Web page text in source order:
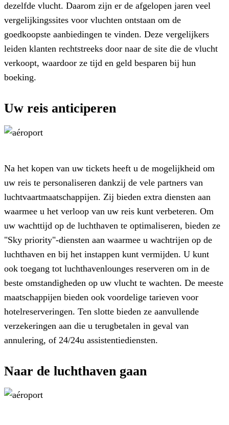
dezelfde vlucht. Daarom zijn er de afgelopen jaren veel
vergelijkingssites voor vluchten ontstaan om de
goedkoopste aanbiedingen te vinden. Deze vergelijkers
leiden klanten rechtstreeks door naar de site die de vlucht
verkoopt, waardoor ze tijd en geld besparen bij hun
boeking.
Uw reis anticiperen
Na het kopen van uw tickets heeft u de mogelijkheid om
uw reis te personaliseren dankzij de vele partners van
luchtvaartmaatschappijen. Zij bieden extra diensten aan
waarmee u het verloop van uw reis kunt verbeteren. Om
uw wachttijd op de luchthaven te optimaliseren, bieden ze
"Sky priority"-diensten aan waarmee u wachtrijen op de
luchthaven en bij het instappen kunt vermijden. U kunt
ook toegang tot luchthavenlounges reserveren om in de
beste omstandigheden op uw vlucht te wachten. De meeste
maatschappijen bieden ook voordelige tarieven voor
hotelreserveringen. Ten slotte bieden ze aanvullende
verzekeringen aan die u terugbetalen in geval van
annulering, of 24/24u assistentiediensten.
Naar de luchthaven gaan